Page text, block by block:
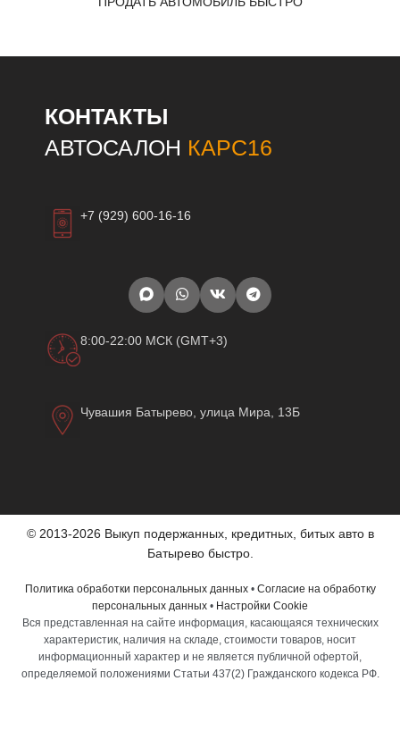
КОНТАКТЫ
АВТОСАЛОН КАРС16
+7 (929) 600-16-16
8:00-22:00 МСК (GMT+3)
Чувашия Батырево, улица Мира, 13Б
© 2013-2026 Выкуп подержанных, кредитных, битых авто в
Батырево быстро.
Политика обработки персональных данных• Согласие на обработку
персональных данных • Настройки Cookie
Вся представленная на сайте информация, касающаяся технических
характеристик, наличия на складе, стоимости товаров, носит
информационный характер и не является публичной офертой,
определяемой положениями Статьи 437(2) Гражданского кодекса РФ.